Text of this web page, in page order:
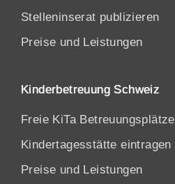
Stelleninserat publizieren
Preise und Leistungen
Kinderbetreuung Schweiz
Freie KiTa Betreuungsplätze
Kindertagesstätte eintragen
Preise und Leistungen